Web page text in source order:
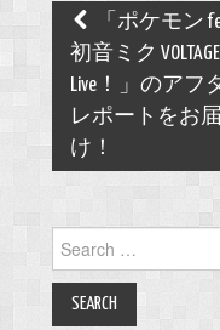
Post
navigation
「ポケモン
初音ミク VOLTAGE
Live！」のアフ
レポートをお届
け！
for: